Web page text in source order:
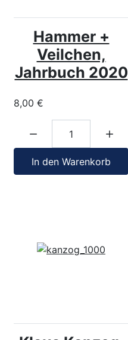
Hammer +
Veilchen,
Jahrbuch 2020
8,00 €
In den Warenkorb